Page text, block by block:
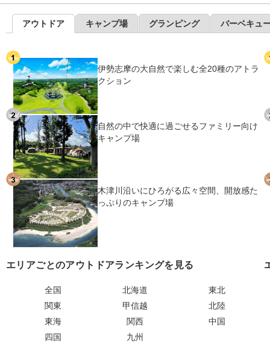
アウトドア キャンプ場 グランピング バーベキュ
伊勢志摩の大自然で楽しむ全20種のアトラ
クション
自然の中で快適に過ごせるファミリー向け
キャンプ場
木津川沿いにひろがる広々空間、開放感た
っぷりのキャンプ場
エリアごとのアウトドアランキングを見る
全国 北海道
東北
関東
甲信越
北陸
東海
関西
中国
四国
九州